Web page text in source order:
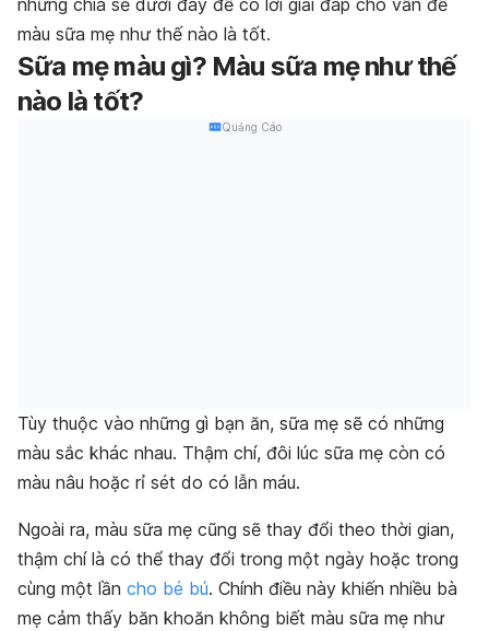
màu sữa mẹ như thế nào là tốt.
Sữa mẹ màu gì? Màu sữa mẹ như thế
nào là tốt?
Quảng Cáo
Tùy thuộc vào những gì bạn ăn, sữa mẹ sẽ có những
màu sắc khác nhau. Thậm chí, đôi lúc sữa mẹ còn có
màu nâu hoặc rỉ sét do có lẫn máu.
Ngoài ra, màu sữa mẹ cũng sẽ thay đổi theo thời gian,
thậm chí là có thể thay đổi trong một ngày hoặc trong
cùng một lần cho bé bú. Chính điều này khiến nhiều bà
mẹ cảm thấy băn khoăn không biết màu sữa mẹ như